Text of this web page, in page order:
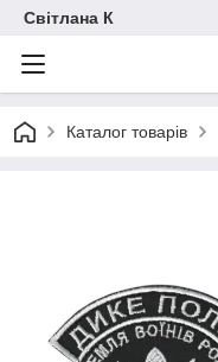
Світлана К
Каталог товарів